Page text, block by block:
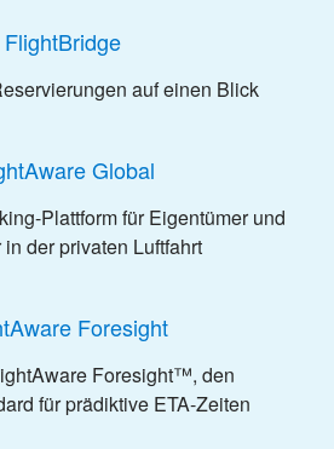
FlightBridge
auf einen Blick
Global
Plattform für Eigentümer und
der privaten Luftfahrt
Foresight
Foresight™, den
für prädiktive ETA-Zeiten